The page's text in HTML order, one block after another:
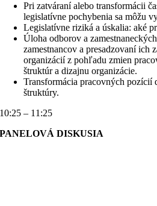
Pri zatváraní alebo transformácii
legislatívne pochybenia sa môžu
Legislatívne riziká a úskalia: aké
Úloha odborov a
zamestnancov a presadzovaní ich
organizácií z pohľadu zmien
štruktúr a dizajnu organizácie.
Transformácia pracovných pozícií
štruktúry.
10:25 – 11:25
PANELOVÁ DISKUSIA